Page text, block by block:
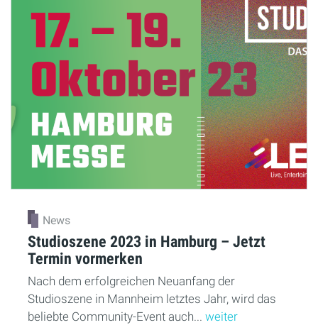
News
Studioszene 2023 in Hamburg – Jetzt
Termin vormerken
Nach dem erfolgreichen Neuanfang der
Studioszene in Mannheim letztes Jahr, wird das
beliebte Community-Event auch... weiter